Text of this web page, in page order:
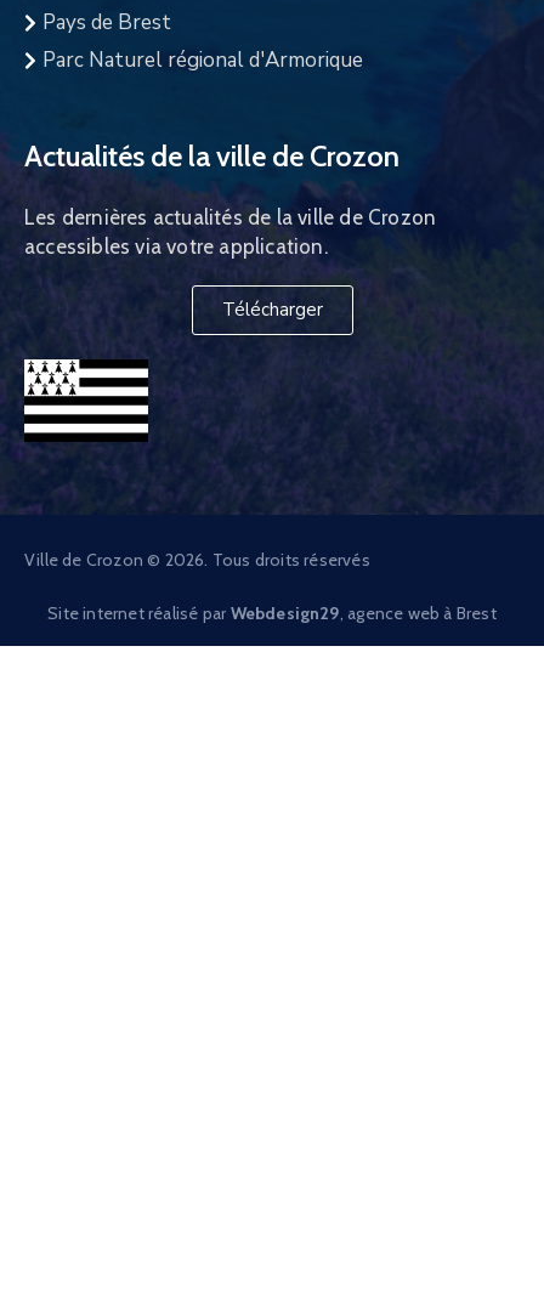
Pays de Brest
Parc Naturel régional d'Armorique
Actualités de la ville de Crozon
Les dernières actualités de la ville de Crozon
accessibles via votre application.
Télécharger
Ville de Crozon © 2026. Tous droits réservés
Site internet réalisé par Webdesign29 , agence web à Brest